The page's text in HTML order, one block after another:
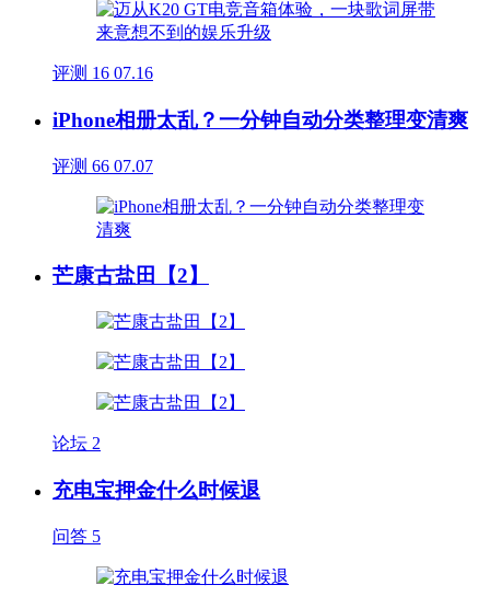
评测 16 07.16
iPhone相册太乱？一分钟自动分类整理变清爽
评测 66 07.07
芒康古盐田【2】
论坛 2
充电宝押金什么时候退
问答 5